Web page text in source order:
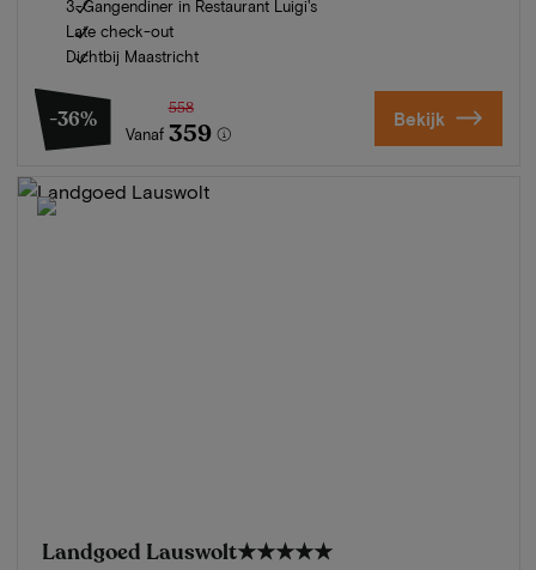
3-Gangendiner in Restaurant Luigi's
Late check-out
Dichtbij Maastricht
-36%
Vanaf
558
359 Bekijk
Landgoed Lauswolt★★★★★